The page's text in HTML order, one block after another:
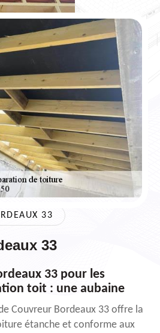
33
33
33 pour les
toit : une aubaine
Couvreur Bordeaux 33 offre la
étanche et conforme aux